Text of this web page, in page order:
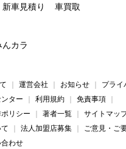
新車見積り 車買取
んカラ
運営会社 お知らせ
プライ
ター
利用規約
免責事項
リシー
著者一覧
サイトマッ
法人加盟店募集
ご意見・ご
わせ